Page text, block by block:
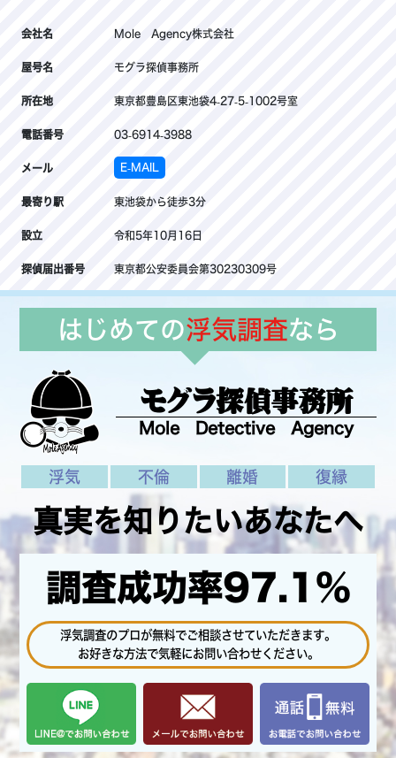
会社名 Mole Agency株式会社
屋号名 モグラ探偵事務所
所在地 東京都豊島区東池袋4-27-5-1002号室
電話番号 03-6914-3988
メール E-MAIL
最寄り駅 東池袋から徒歩3分
設立 令和5年10月16日
探偵届出番号 東京都公安委員会第30230309号
はじめての浮気調査なら
モグラ探偵事務所
Mole Detective Agency
浮気 不倫 離婚 復縁
真実を知りたいあなたへ
調査成功率97.1%
浮気調査のプロが無料でご相談させていただきます。
お好きな方法で気軽にお問い合わせください。